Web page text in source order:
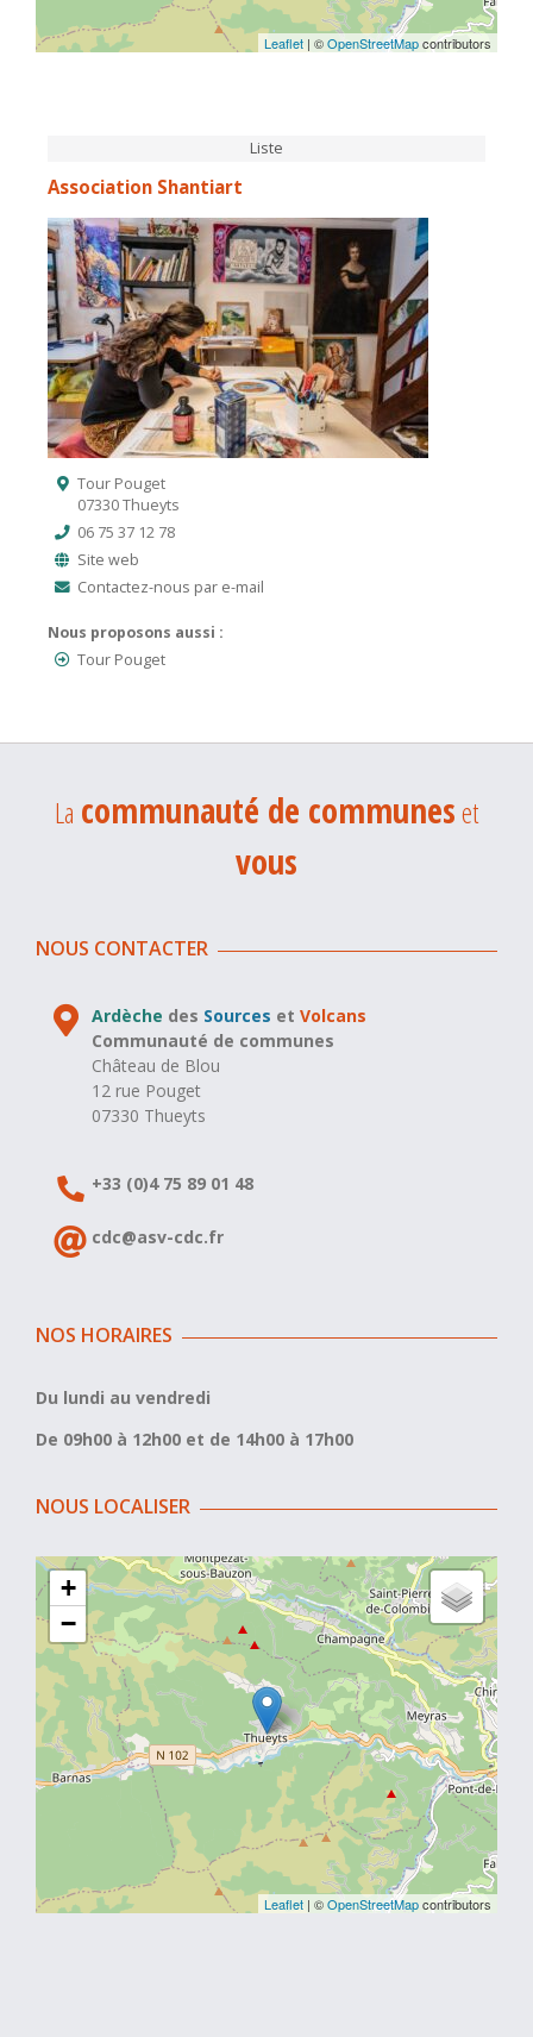
Leaflet | ©OpenStreetMapcontributors
Liste
Association Shantiart
Tour Pouget
07330 Thueyts
06 75 37 12 78
Site web
Contactez-nous par e-mail
Nous proposons aussi :
Tour Pouget
La communauté de communeset
vous
NOUS CONTACTER
Ardèche des Sources etVolcans
Communauté de communes
Château de Blou
12 rue Pouget
07330 Thueyts
+33 (0)4 75 89 01 48
cdc@asv-cdc.fr
NOS HORAIRES
Du lundi au vendredi
De 09h00 à 12h00 et de 14h00 à 17h00
NOUS LOCALISER
+
−
Leaflet | ©OpenStreetMapcontributors